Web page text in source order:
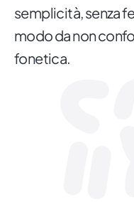
semplicità, senza
modo da non
fonetica.